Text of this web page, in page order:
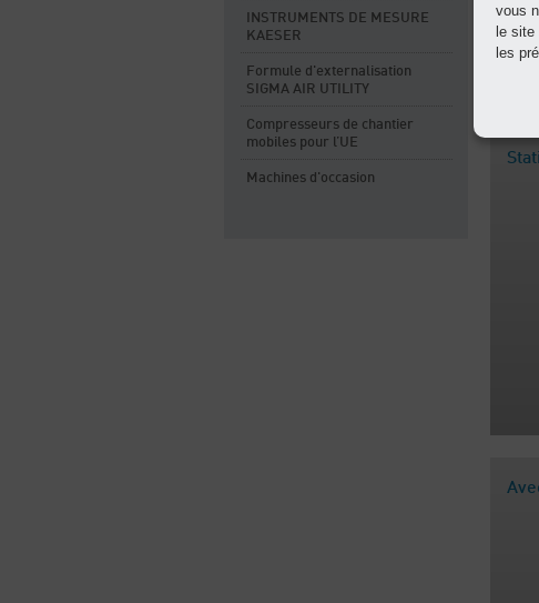
INSTRUMENTS DE MESURE
KAESER
Formule d'externalisation
SIGMA AIR UTILITY
Compresseurs de chantier
mobiles pour l’UE
Machines d'occasion
vous
le site
les